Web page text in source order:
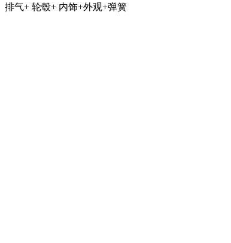
排气+ 轮毂+ 内饰+外观+弹簧